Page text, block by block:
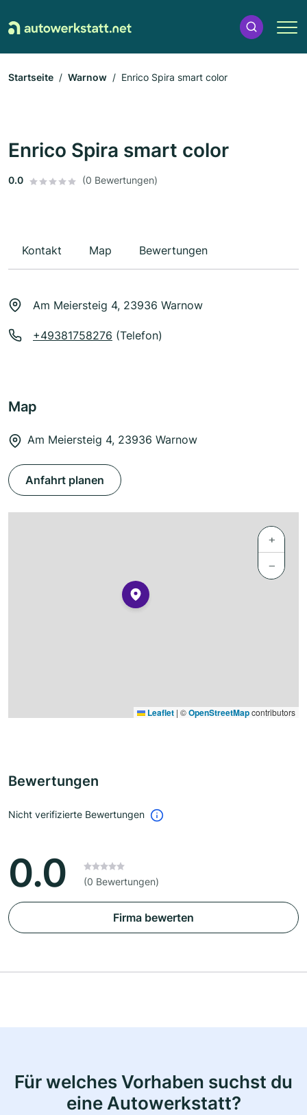
Startseite Warnow Enrico Spira smart color
Enrico Spira smart color
0.0 (0 Bewertungen)
Kontakt Map Bewertungen
Am Meiersteig 4, 23936 Warnow
+49381758276 (Telefon)
Map
Am Meiersteig 4, 23936 Warnow
Anfahrt planen
+
−
Leaflet | ©OpenStreetMapcontributors
Bewertungen
Nicht verifizierte Bewertungen
0.0 (0 Bewertungen)
Firma bewerten
Für welches Vorhaben suchst du
eine Autowerkstatt?